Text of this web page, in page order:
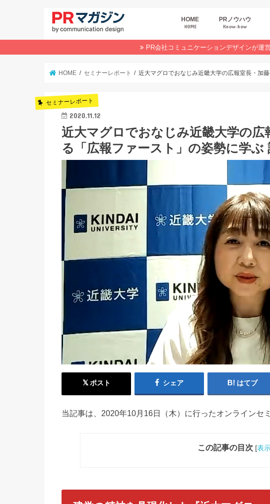
HOME
HOME
PRノウハウ
Know‐how
広報スキルUP
商品・サービスPR
デジタルPR
PRトレンド
イベントPR
業界コラム
オンラインセミナ
PR会社コミュニケーションデザインが運
HOME セミナーレポート 近大マグロでおなじみ近畿大学の広報室長・加
セミナーレポート
2020.11.12
近大マグロでおなじみ近畿大学の広
る「広報ファースト」の姿勢に学
ポスト シェア はてブ
当記事は、2020年10月16日（木）に行ったオンラインセ
この記事の目次 [表